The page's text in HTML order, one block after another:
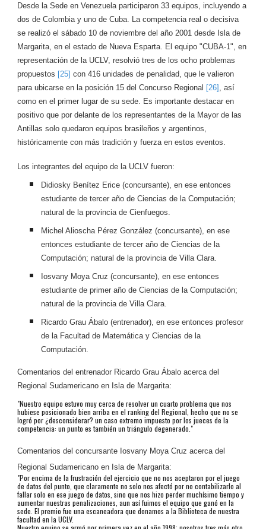
Desde la Sede en Venezuela participaron 33 equipos, incluyendo a
dos de Colombia y uno de Cuba. La competencia real o decisiva
se realizó el sábado 10 de noviembre del año 2001 desde Isla de
Margarita, en el estado de Nueva Esparta. El equipo "CUBA-1", en
representación de la UCLV, resolvió tres de los ocho problemas
propuestos [25] con 416 unidades de penalidad, que le valieron
para ubicarse en la posición 15 del Concurso Regional [26]
, así
como en el primer lugar de su sede. Es importante destacar en
positivo que por delante de los representantes de la Mayor de las
Antillas solo quedaron equipos brasileños y argentinos,
históricamente con más tradición y fuerza en estos eventos.
Los integrantes del equipo de la UCLV fueron:
Didiosky Benítez Erice (concursante), en ese entonces
estudiante de tercer año de Ciencias de la Computación;
natural de la provincia de Cienfuegos.
Michel Alioscha Pérez González (concursante), en ese
entonces estudiante de tercer año de Ciencias de la
Computación; natural de la provincia de Villa Clara.
Iosvany Moya Cruz (concursante), en ese entonces
estudiante de primer año de Ciencias de la Computación;
natural de la provincia de Villa Clara.
Ricardo Grau Ábalo (entrenador), en ese entonces profesor
de la Facultad de Matemática y Ciencias de la
Computación.
Comentarios del entrenador Ricardo Grau Ábalo acerca del
Regional Sudamericano en Isla de Margarita:
"Nuestro equipo estuvo muy cerca de resolver un cuarto problema que nos
hubiese posicionado bien arriba en el ranking del Regional, hecho que no se
logró por ¿desconsiderar? un caso extremo impuesto por los jueces de la
competencia: un punto es también un triángulo degenerado."
Comentarios del concursante Iosvany Moya Cruz acerca del
Regional Sudamericano en Isla de Margarita:
"Por encima de la frustración del ejercicio que no nos aceptaron por el juego
de datos del punto, que claramente no solo nos afectó por no contabilizarlo al
fallar solo en ese juego de datos, sino que nos hizo perder muchísimo tiempo y
aumentar nuestras penalizaciones, aun así fuimos el equipo que ganó en la
sede. El premio fue una escaneadora que donamos a la Biblioteca de nuestra
facultad en la UCLV.